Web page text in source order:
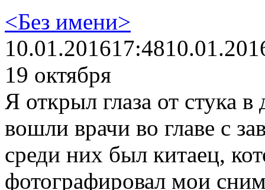
<Без имени>
10.01.201617:48
19 октября
Я открыл глаза от стука
вошли врачи во главе с
среди них был китаец,
фотографировал мои